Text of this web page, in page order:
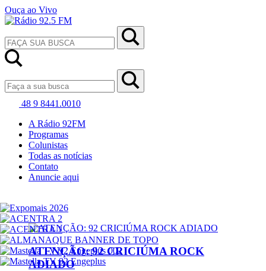
Ouça ao Vivo
48 9 8441.0010
A Rádio 92FM
Programas
Colunistas
Todas as notícias
Contato
Anuncie aqui
ATENÇÃO: 92 CRICIÚMA ROCK
ADIADO